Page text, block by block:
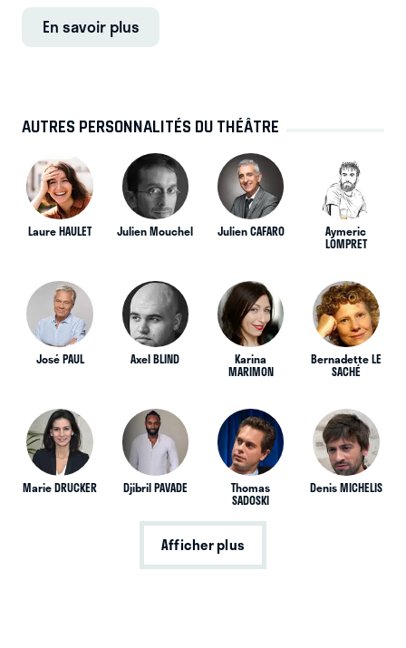
En savoir plus
AUTRES PERSONNALITÉS DU THÉÂTRE
Laure HAULET Julien Mouchel Julien CAFARO Aymeric
LOMPRET
José PAUL Axel BLIND Karina
MARIMON
Bernadette LE
SACHÉ
Marie DRUCKER Djibril PAVADE Thomas
SADOSKI
Denis MICHELIS
Afficher plus